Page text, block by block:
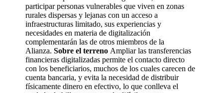
participar personas vulnerables que viven en zonas
rurales dispersas y lejanas con un acceso a
infraestructuras limitado, sus experiencias y
necesidades en materia de digitalización
complementarán las de otros miembros de la
Alianza. Sobre el terreno Ampliar las transferencias
financieras digitalizadas permite el contacto directo
con los beneficiarios, muchos de los cuales carecen de
cuenta bancaria, y evita la necesidad de distribuir
físicamente dinero en efectivo, lo que conlleva el